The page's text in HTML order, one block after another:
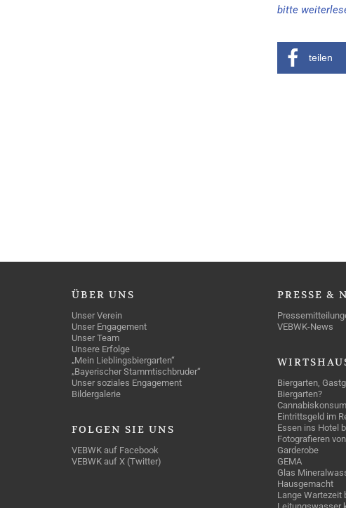
bitte
teilen
ÜBER UNS
Unser Verein
Unser Engagement
Unser Team
Unsere Erfolge
„Mein Lieblingsbiergarten“
„Bayerischer Stammtischbruder“
Unser soziales Engagement
Bildergalerie
FOLGEN SIE UNS
VEBWK auf Facebook
VEBWK auf X (Twitter)
PRESSE &
VEBWK-News
Biergarten,
Biergarten?
Eintrittsgeld im
Essen ins Hotel
Fotografieren
Garderobe
GEMA
Glas
Hausgemacht
Lange Wartezeit